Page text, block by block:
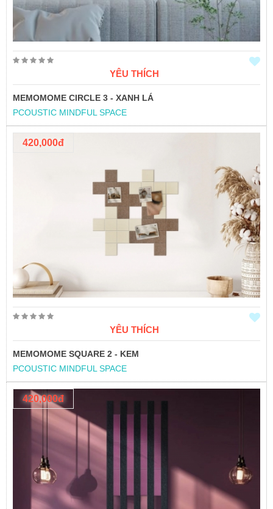
YÊU THÍCH
MEMOMOME CIRCLE 3 - XANH LÁ
PCOUSTIC MINDFUL SPACE
420,000đ
YÊU THÍCH
MEMOMOME SQUARE 2 - KEM
PCOUSTIC MINDFUL SPACE
420,000đ